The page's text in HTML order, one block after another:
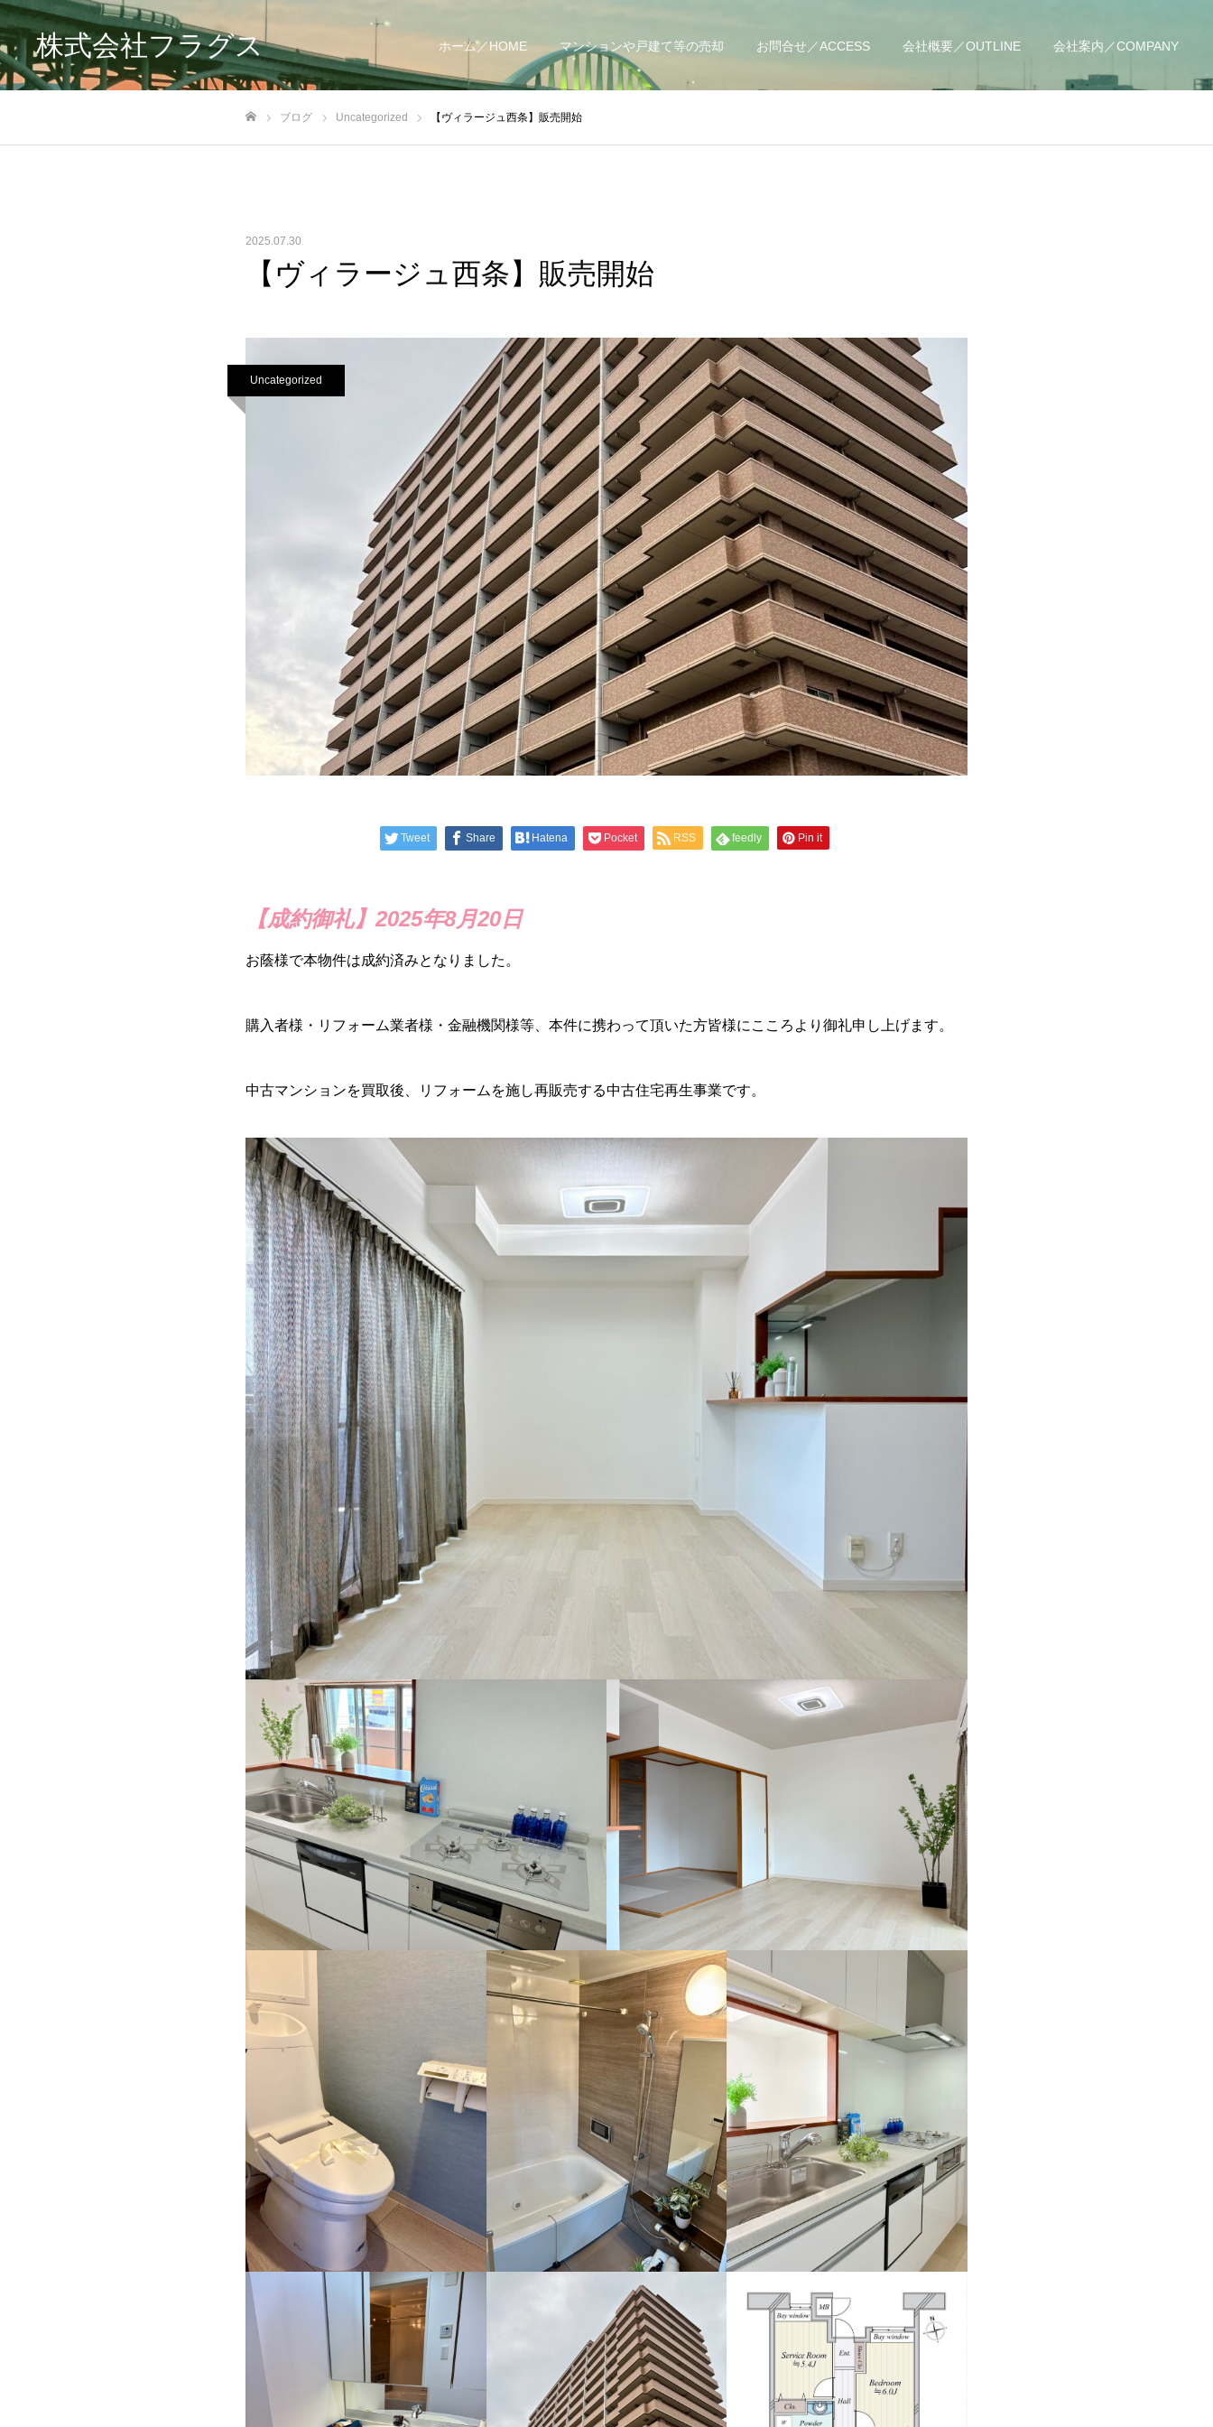
株式会社フラグス ホーム／HOME マンションや戸建て等の売却 お問合せ／ACCESS 会社概要／OUTLINE 会社案内／COMPANY
ブログ Uncategorized 【ヴィラージュ西条】販売開始
2025.07.30
【ヴィラージュ西条】販売開始
Uncategorized
Tweet Share Hatena Pocket RSS feedly Pin it
【成約御礼】2025年8月20日
お蔭様で本物件は成約済みとなりました。
購入者様・リフォーム業者様・金融機関様等、本件に携わって頂いた方皆様にこころより御礼申し上げます。
中古マンションを買取後、リフォームを施し再販売する中古住宅再生事業です。